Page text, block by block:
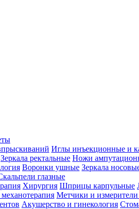
Иглы инъекционные и
Зеркала ректальные Ножи
Воронки ушные Зеркала
глазные
Хирургия Шприцы карпульные
Метчики и измерители
Акушерство и гинекология